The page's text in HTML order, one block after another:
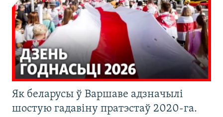
Як беларусы ў Варшаве адзначылі
шостую гадавіну пратэстаў 2020-га.